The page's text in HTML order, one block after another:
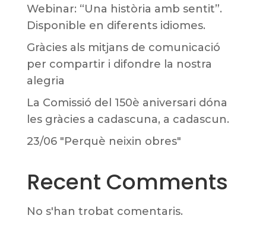
Webinar: “Una història amb sentit”.
Disponible en diferents idiomes.
Gràcies als mitjans de comunicació
per compartir i difondre la nostra
alegria
La Comissió del 150è aniversari dóna
les gràcies a cadascuna, a cadascun.
23/06 "Perquè neixin obres"
Recent Comments
No s'han trobat comentaris.